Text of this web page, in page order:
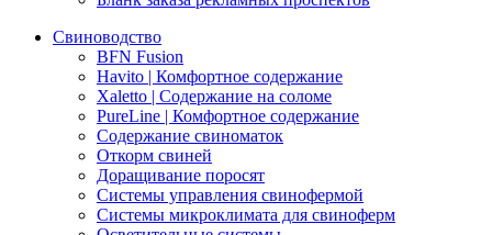
Свиноводство
BFN Fusion
Havito | Комфортное содержание
Xaletto | Содержание на соломе
PureLine | Комфортное содержание
Содержание свиноматок
Откорм свиней
Доращивание поросят
Системы управления свинофермой
Системы микроклимата для свиноферм